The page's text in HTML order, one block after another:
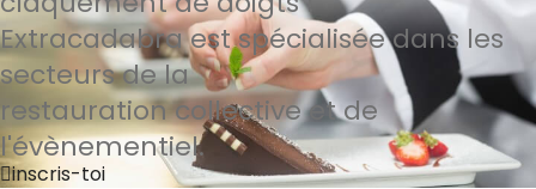
Extracadabra est spécialisée dans les
secteurs de la
restauration collective et de
l'évènementiel.
inscris-toi